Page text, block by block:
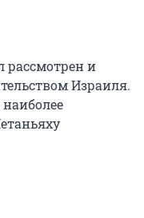
рассмотрен и
Израиля.